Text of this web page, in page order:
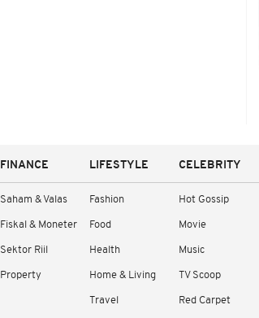
FINANCE
Saham & Valas
Fiskal & Moneter
Sektor Riil
Property
LIFESTYLE
Fashion
Food
Health
Home & Living
Travel
CELEBRITY
Hot Gossip
Movie
Music
TV Scoop
Red Carpet